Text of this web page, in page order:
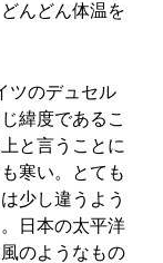
んどん体温を
ツのデュセル
緯度であるこ
と言うことに
寒い。とても
少し違うよう
日本の太平洋
のようなもの